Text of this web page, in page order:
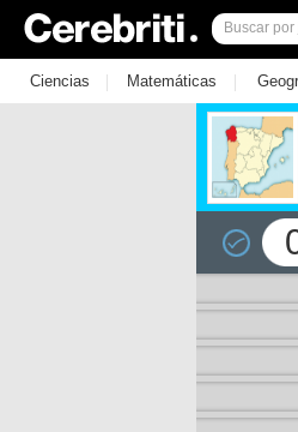
Ciencias | Matemáticas |